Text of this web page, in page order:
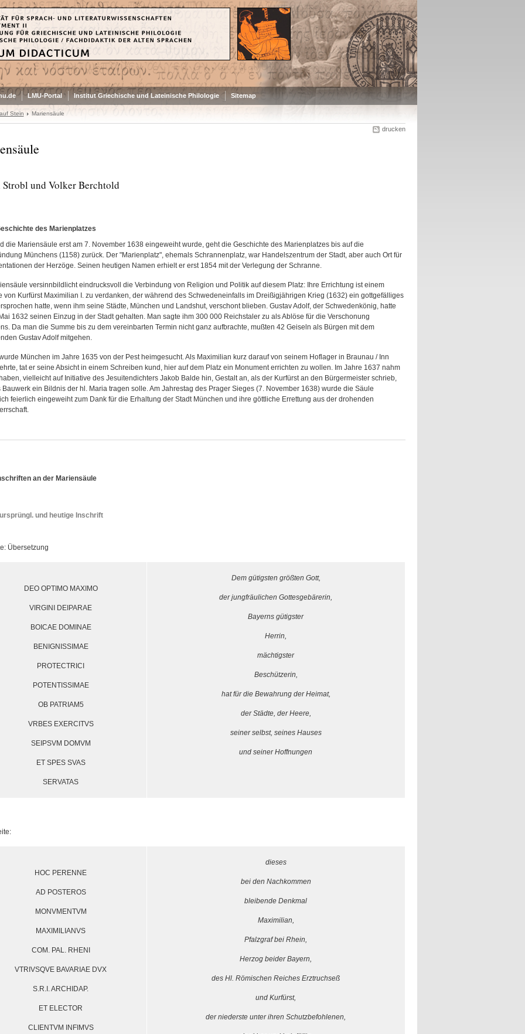
LMU-Portal Institut Griechische und Lateinische Philologie Sitemap
Stein Mariensäule
drucken
Strobl und Volker Berchtold
des Marienplatzes
die Mariensäule erst am 7. November 1638 eingeweiht wurde, geht die Geschichte des Marienplatzes bis auf die
Münchens (1158) zurück. Der "Marienplatz", ehemals Schrannenplatz, war Handelszentrum der Stadt, aber auch Ort für
der Herzöge. Seinen heutigen Namen erhielt er erst 1854 mit der Verlegung der Schranne.
versinnbildlicht eindrucksvoll die Verbindung von Religion und Politik auf diesem Platz: Ihre Errichtung ist einem
von Kurfürst Maximilian I. zu verdanken, der während des Schwedeneinfalls im Dreißigjährigen Krieg (1632) ein gottgefälliges
hatte, wenn ihm seine Städte, München und Landshut, verschont blieben. Gustav Adolf, der Schwedenkönig, hatte
1632 seinen Einzug in der Stadt gehalten. Man sagte ihm 300 000 Reichstaler zu als Ablöse für die Verschonung
Da man die Summe bis zu dem vereinbarten Termin nicht ganz aufbrachte, mußten 42 Geiseln als Bürgen mit dem
Gustav Adolf mitgehen.
München im Jahre 1635 von der Pest heimgesucht. Als Maximilian kurz darauf von seinem Hoflager in Braunau / Inn
tat er seine Absicht in einem Schreiben kund, hier auf dem Platz ein Monument errichten zu wollen. Im Jahre 1637 nahm
vielleicht auf Initiative des Jesuitendichters Jakob Balde hin, Gestalt an, als der Kurfürst an den Bürgermeister schrieb,
Bauwerk ein Bildnis der hl. Maria tragen solle. Am Jahrestag des Prager Sieges (7. November 1638) wurde die Säule
feierlich eingeweiht zum Dank für die Erhaltung der Stadt München und ihre göttliche Errettung aus der drohenden
an der Mariensäule
und heutige Inschrift
Übersetzung
DEO OPTIMO MAXIMO
VIRGINI DEIPARAE
BOICAE DOMINAE
BENIGNISSIMAE
PROTECTRICI
POTENTISSIMAE
OB PATRIAM5
VRBES EXERCITVS
SEIPSVM DOMVM
ET SPES SVAS
SERVATAS
Dem gütigsten größten Gott,
der jungfräulichen Gottesgebärerin,
Bayerns gütigster
Herrin,
mächtigster
Beschützerin,
hat für die Bewahrung der Heimat,
der Städte, der Heere,
seiner selbst, seines Hauses
und seiner Hoffnungen
HOC PERENNE
AD POSTEROS
MONVMENTVM
MAXIMILIANVS
COM. PAL. RHENI
VTRIVSQVE BAVARIAE DVX
S.R.I. ARCHIDAP.
ET ELECTOR
CLIENTVM INFIMVS
dieses
bei den Nachkommen
bleibende Denkmal
Maximilian,
Pfalzgraf bei Rhein,
Herzog beider Bayern,
des Hl. Römischen Reiches Erztruchseß
und Kurfürst,
der niederste unter ihren Schutzbefohlenen,